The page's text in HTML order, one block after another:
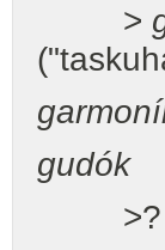
>
gudók
>?